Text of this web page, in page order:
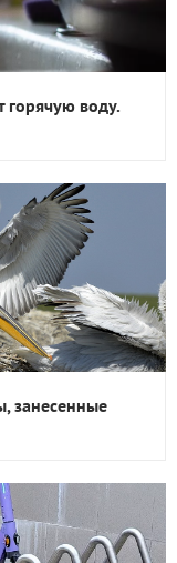
горячую воду.
занесенные